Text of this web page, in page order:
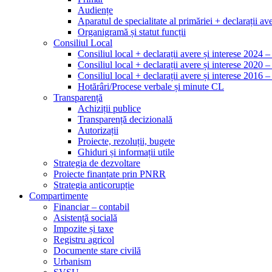
Audiențe
Aparatul de specialitate al primăriei + declarații
Organigramă și statut funcții
Consiliul Local
Consiliul local + declarații avere și interese 2024
Consiliul local + declarații avere și interese 2020
Consiliul local + declarații avere și interese 2016
Hotărâri/Procese verbale și minute CL
Transparență
Achiziții publice
Transparență decizională
Autorizații
Proiecte, rezoluții, bugete
Ghiduri și informații utile
Strategia de dezvoltare
Proiecte finanțate prin PNRR
Strategia anticorupție
Compartimente
Financiar – contabil
Asistență socială
Impozite și taxe
Registru agricol
Documente stare civilă
Urbanism